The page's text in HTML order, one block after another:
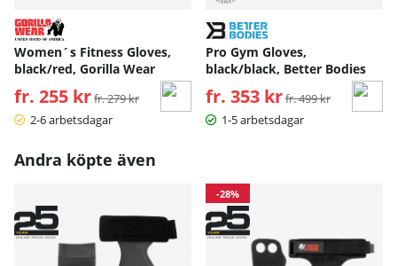
Women´s Fitness Gloves,
black/red, Gorilla Wear
fr. 255 kr Ordinarie pris:
fr. 279 kr
2-6 arbetsdagar
Pro Gym Gloves,
black/black, Better Bodies
fr. 353 kr Ordinarie pris:
fr. 499 kr
1-5 arbetsdagar
Andra köpte även
-28%